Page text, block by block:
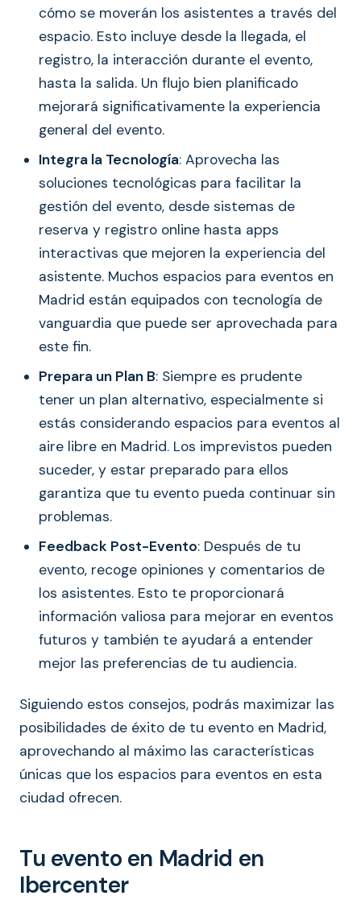
cómo se moverán los asistentes a través del
espacio. Esto incluye desde la llegada, el
registro, la interacción durante el evento,
hasta la salida. Un flujo bien planificado
mejorará significativamente la experiencia
general del evento.
Integra la Tecnología: Aprovecha las
soluciones tecnológicas para facilitar la
gestión del evento, desde sistemas de
reserva y registro online hasta apps
interactivas que mejoren la experiencia del
asistente. Muchos espacios para eventos en
Madrid están equipados con tecnología de
vanguardia que puede ser aprovechada para
este fin.
Prepara un Plan B: Siempre es prudente
tener un plan alternativo, especialmente si
estás considerando espacios para eventos al
aire libre en Madrid. Los imprevistos pueden
suceder, y estar preparado para ellos
garantiza que tu evento pueda continuar sin
problemas.
Feedback Post-Evento: Después de tu
evento, recoge opiniones y comentarios de
los asistentes. Esto te proporcionará
información valiosa para mejorar en eventos
futuros y también te ayudará a entender
mejor las preferencias de tu audiencia.
Siguiendo estos consejos, podrás maximizar las
posibilidades de éxito de tu evento en Madrid,
aprovechando al máximo las características
únicas que los espacios para eventos en esta
ciudad ofrecen.
Tu evento en Madrid en
Ibercenter